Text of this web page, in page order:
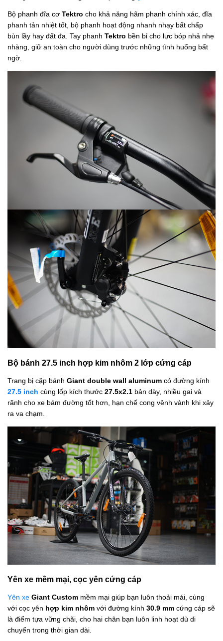
Bộ phanh đĩa cơ Tektro cho khả năng hãm phanh chính xác, đĩa
phanh tản nhiệt tốt, bộ phanh hoạt động nhanh nhạy bất chấp
bùn lầy hay đất đa. Tay phanh Tektro bền bỉ cho lực bóp nhả nhẹ
nhàng, giữ an toàn cho người dùng trước những tình huống bất
ngờ.
Bộ bánh 27.5 inch hợp kim nhôm 2 lớp cứng cáp
Trang bị cặp bánh Giant double wall aluminum có đường kính
27.5 inch cùng lốp kích thước 27.5x2.1 bản dày, nhiều gai và
rãnh cho xe bám đường tốt hơn, hạn chế cong vênh vành khi xảy
ra va chạm.
Yên xe mềm mại, cọc yên cứng cáp
Yên xe Giant Custom mềm mại giúp bạn luôn thoải mái, cùng
với cọc yên hợp kim nhôm với đường kính 30.9 mm cứng cáp sẽ
là điểm tựa vững chãi, cho hai chân bạn luôn linh hoạt dù di
chuyển trong thời gian dài.